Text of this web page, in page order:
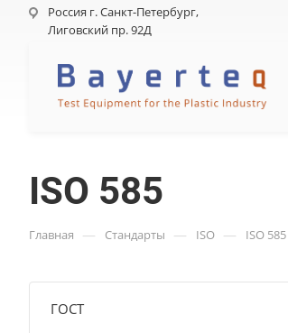
Россия г. Санкт-Петербург,
Лиговский пр. 92Д
ISO 585
Главная — Стандарты — ISO — ISO 585
ГОСТ